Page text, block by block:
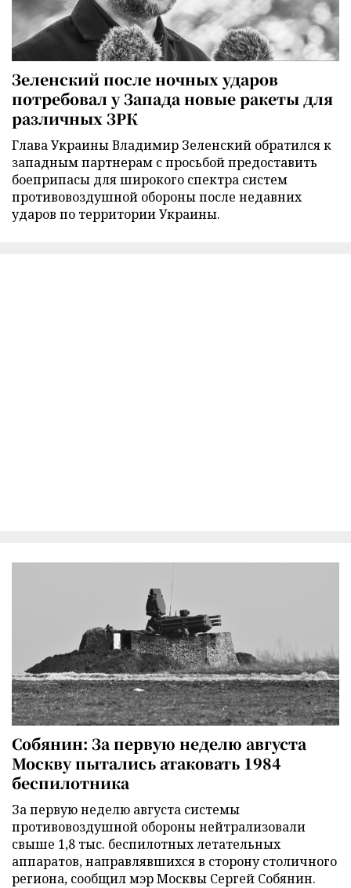
Зеленский после ночных ударов
потребовал у Запада новые ракеты для
различных ЗРК
Глава Украины Владимир Зеленский обратился к
западным партнерам с просьбой предоставить
боеприпасы для широкого спектра систем
противовоздушной обороны после недавних
ударов по территории Украины.
Собянин: За первую неделю августа
Москву пытались атаковать 1984
беспилотника
За первую неделю августа системы
противовоздушной обороны нейтрализовали
свыше 1,8 тыс. беспилотных летательных
аппаратов, направлявшихся в сторону столичного
региона, сообщил мэр Москвы Сергей Собянин.